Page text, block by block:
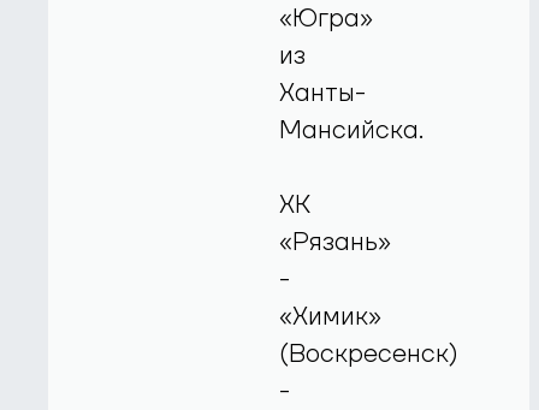
«Югра»
из
Ханты-
Мансийска.
ХК
«Рязань»
-
«Химик»
(Воскресенск)
-